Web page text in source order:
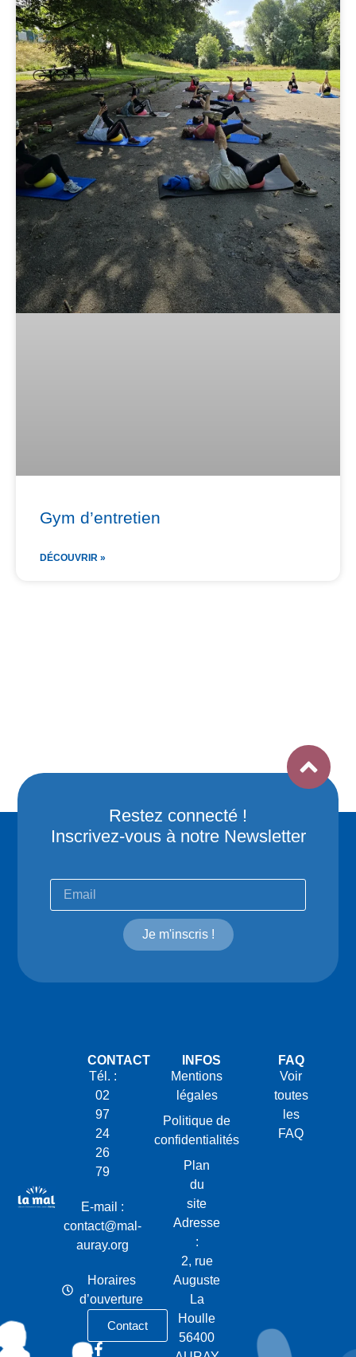
Gym d’entretien
DÉCOUVRIR »
Restez connecté !
Inscrivez-vous à notre Newsletter
Je m'inscris !
CONTACT
Tél. :
02
97
24
26
79
E-mail :
contact@mal-
auray.org
Horaires
d’ouverture
Contact
INFOS
Mentions
légales
Politique de
confidentialités
Plan
du
site
Adresse
:
2, rue
Auguste
La
Houlle
56400
FAQ
Voir
toutes
les
FAQ